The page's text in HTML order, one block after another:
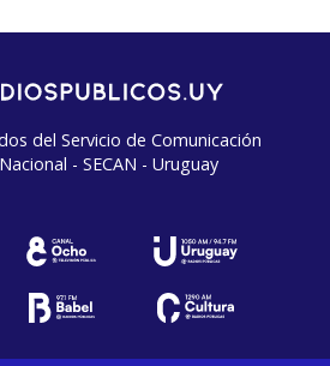
del Servicio de Comunicación
- SECAN - Uruguay